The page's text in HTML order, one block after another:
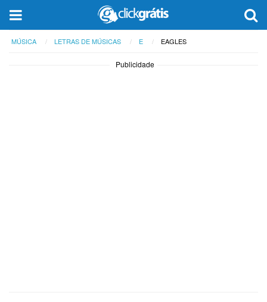
MÚSICA LETRAS DE MÚSICAS E EAGLES
Publicidade